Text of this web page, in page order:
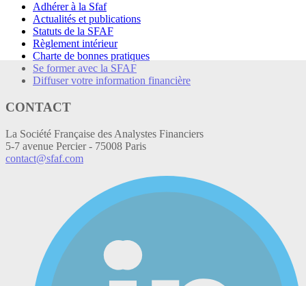
Adhérer à la Sfaf
Actualités et publications
Statuts de la SFAF
Règlement intérieur
Charte de bonnes pratiques
Se former avec la SFAF
Diffuser votre information financière
CONTACT
La Société Française des Analystes Financiers
5-7 avenue Percier - 75008 Paris
contact@sfaf.com